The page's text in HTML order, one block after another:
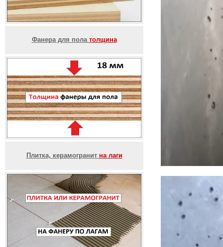
Фанера для пола толщина
Плитка, керамогранит на лаги